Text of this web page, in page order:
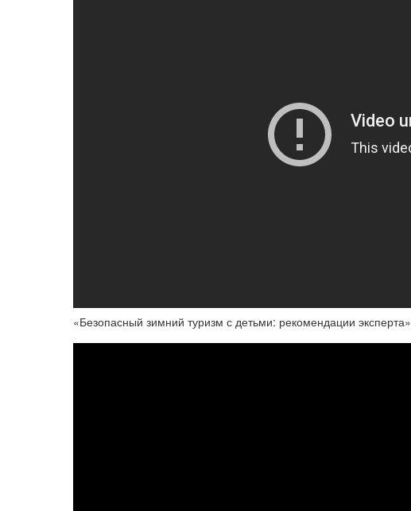
«Безопасный зимний туризм с детьми: рекомендации эксперта»